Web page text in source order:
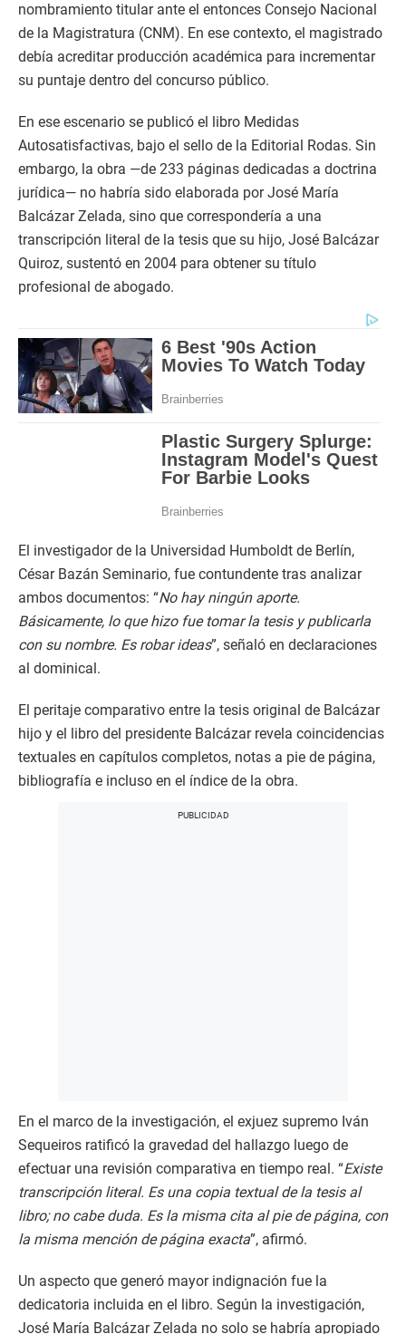
nombramiento titular ante el entonces Consejo Nacional
de la Magistratura (CNM). En ese contexto, el magistrado
debía acreditar producción académica para incrementar
su puntaje dentro del concurso público.
En ese escenario se publicó el libro Medidas
Autosatisfactivas, bajo el sello de la Editorial Rodas. Sin
embargo, la obra —de 233 páginas dedicadas a doctrina
jurídica— no habría sido elaborada por José María
Balcázar Zelada, sino que correspondería a una
transcripción literal de la tesis que su hijo, José Balcázar
Quiroz, sustentó en 2004 para obtener su título
profesional de abogado.
El investigador de la Universidad Humboldt de Berlín,
César Bazán Seminario, fue contundente tras analizar
ambos documentos: “No hay ningún aporte.
Básicamente, lo que hizo fue tomar la tesis y publicarla
con su nombre. Es robar ideas”, señaló en declaraciones
al dominical.
El peritaje comparativo entre la tesis original de Balcázar
hijo y el libro del presidente Balcázar revela coincidencias
textuales en capítulos completos, notas a pie de página,
bibliografía e incluso en el índice de la obra.
En el marco de la investigación, el exjuez supremo Iván
Sequeiros ratificó la gravedad del hallazgo luego de
efectuar una revisión comparativa en tiempo real. “Existe
transcripción literal. Es una copia textual de la tesis al
libro; no cabe duda. Es la misma cita al pie de página, con
la misma mención de página exacta”, afirmó.
Un aspecto que generó mayor indignación fue la
dedicatoria incluida en el libro. Según la investigación,
José María Balcázar Zelada no solo se habría apropiado